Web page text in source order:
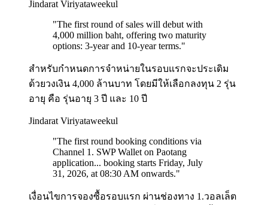
Jindarat Viriyataweekul
"The first round of sales will debut with
4,000 million baht, offering two maturity
options: 3-year and 10-year terms."
สำหรับกำหนดการจำหน่ายในรอบแรกจะประเดิม
ด้วยวงเงิน 4,000 ล้านบาท โดยมีให้เลือกลงทุน 2 รุ่น
อายุ คือ รุ่นอายุ 3 ปี และ 10 ปี
Jindarat Viriyataweekul
"The first round booking conditions via
Channel 1. SWP Wallet on Paotang
application... booking starts Friday, July
31, 2026, at 08:30 AM onwards."
เงื่อนไขการจองซื้อรอบแรก ผ่านช่องทาง 1.วอลเล็ต